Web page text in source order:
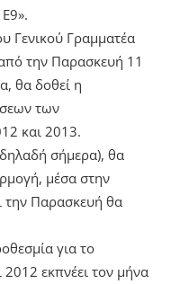
Γενικού Γραμματέα
την Παρασκευή 11
θα δοθεί η
των
και 2013.
σήμερα), θα
μέσα στην
την Παρασκευή θα
για το
εκπνέει τον μήνα